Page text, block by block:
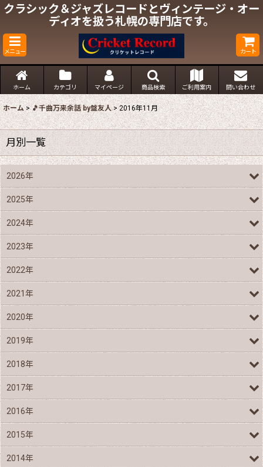
クラシック＆ジャズレコードとヴィンテージ・オー
ディオを扱う札幌の専門店です。
メニュー カート
ホーム カテゴリ マイページ 商品検索 ご利用案内 問い合わせ
ホーム > 🎵千曲万来余話 by盤友人 > 2016年11月
月別一覧
2026年
2025年
2024年
2023年
2022年
2021年
2020年
2019年
2018年
2017年
2016年
2015年
2014年